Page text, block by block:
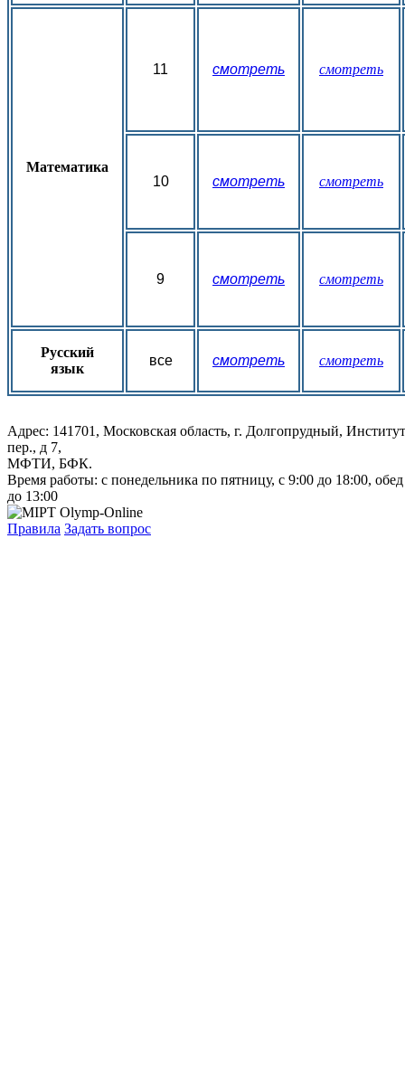
Математика
11 смотреть смотреть
10 смотреть смотреть
9 смотреть смотреть
Русский
язык
все смотреть смотреть
Адрес: 141701, Московская область, г. Долгопрудный,
пер., д 7,
МФТИ, БФК.
Время работы: с понедельника по пятницу, с 9:00 до 18:00,
до 13:00
Правила Задать вопрос